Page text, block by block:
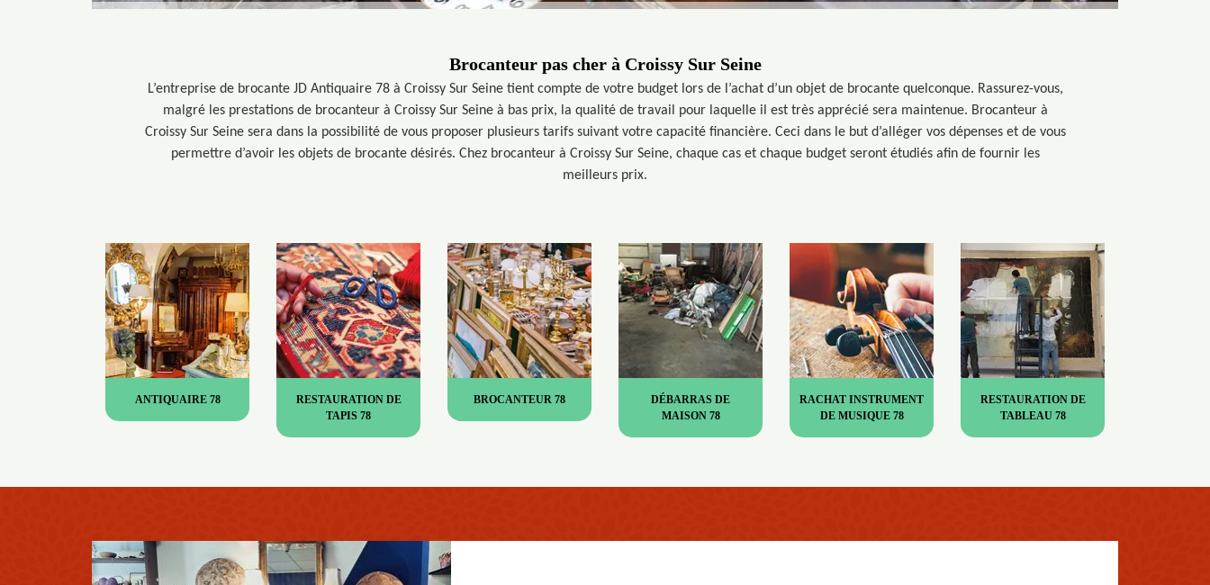
Brocanteur pas cher à Croissy Sur Seine
L’entreprise de brocante JD Antiquaire 78 à Croissy Sur Seine tient compte de votre budget lors de l’achat d’un objet de brocante quelconque. Rassurez-vous,
malgré les prestations de brocanteur à Croissy Sur Seine à bas prix, la qualité de travail pour laquelle il est très apprécié sera maintenue. Brocanteur à
Croissy Sur Seine sera dans la possibilité de vous proposer plusieurs tarifs suivant votre capacité financière. Ceci dans le but d’alléger vos dépenses et de vous
permettre d’avoir les objets de brocante désirés. Chez brocanteur à Croissy Sur Seine, chaque cas et chaque budget seront étudiés afin de fournir les
meilleurs prix.
ANTIQUAIRE 78
RESTAURATION DE
TAPIS 78
BROCANTEUR 78
DÉBARRAS DE
MAISON 78
RACHAT INSTRUMENT
DE MUSIQUE 78
RESTAURATION DE
TABLEAU 78